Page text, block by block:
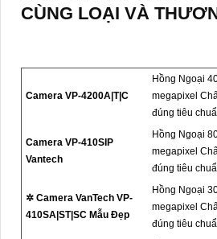
CÙNG LOẠI VÀ
Camera VP-4200A|T|C
Hồng Ngoại
megapixel
đúng tiêu
Camera VP-410SIP
Vantech
Hồng Ngoại
megapixel
đúng tiêu
✲ Camera VanTech VP-
410SA|ST|SC Mẫu Đẹp
Hồng Ngoại
megapixel
đúng tiêu